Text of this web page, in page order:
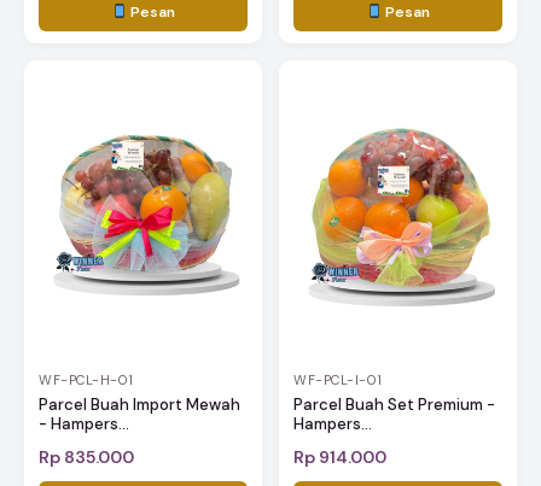
Pesan Pesan
WF-PCL-H-01
Parcel Buah Import Mewah
- Hampers...
Rp 835.000
WF-PCL-I-01
Parcel Buah Set Premium -
Hampers...
Rp 914.000